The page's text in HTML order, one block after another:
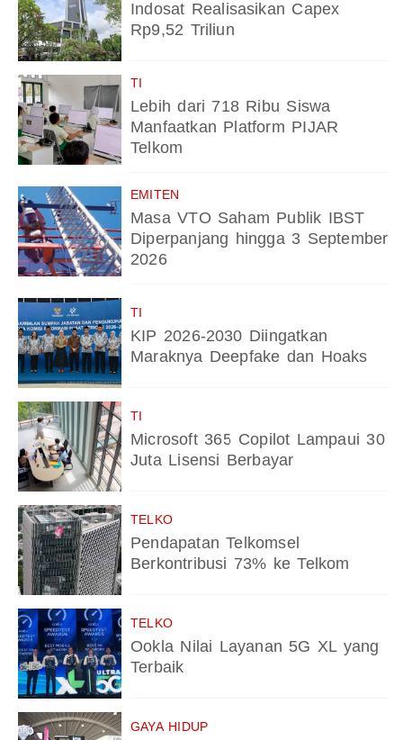
Indosat Realisasikan Capex
Rp9,52 Triliun
TI
Lebih dari 718 Ribu Siswa
Manfaatkan Platform PIJAR
Telkom
EMITEN
Masa VTO Saham Publik IBST
Diperpanjang hingga 3 September
2026
TI
KIP 2026-2030 Diingatkan
Maraknya Deepfake dan Hoaks
TI
Microsoft 365 Copilot Lampaui 30
Juta Lisensi Berbayar
TELKO
Pendapatan Telkomsel
Berkontribusi 73% ke Telkom
TELKO
Ookla Nilai Layanan 5G XL yang
Terbaik
GAYA HIDUP